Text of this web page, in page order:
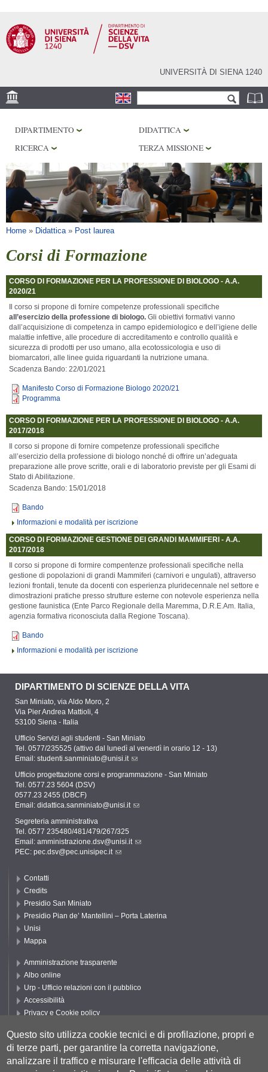
contenuto
principale
UNIVERSITÀ DI SIENA 1240
Form di ricerca
CORE FACILITIES
BIBLIOTECHE
SERVIZI
DIPARTIMENTO
DIDATTICA
RICERCA
TERZA MISSIONE
Tu sei qui
Home » Didattica » Post laurea
Corsi di Formazione
CORSO DI FORMAZIONE PER LA PROFESSIONE DI BIOLOGO - A.A.
2020/21
Il corso si propone di fornire competenze professionali specifiche
all’esercizio della professione di biologo. Gli obiettivi formativi vanno
dall’acquisizione di competenza in campo epidemiologico e dell’igiene delle
malattie infettive, alle procedure di accreditamento e controllo qualità e
sicurezza di prodotti per uso umano, alla ecotossicologia e uso di
biomarcatori, alle linee guida riguardanti la nutrizione umana.
Scadenza Bando: 22/01/2021
Manifesto Corso di Formazione Biologo 2020/21
Programma
CORSO DI FORMAZIONE PER LA PROFESSIONE DI BIOLOGO - A.A.
2017/2018
Il corso si propone di fornire competenze professionali specifiche
all’esercizio della professione di biologo nonché di offrire un’adeguata
preparazione alle prove scritte, orali e di laboratorio previste per gli Esami di
Stato di Abilitazione.
Scadenza Bando: 15/01/2018
Bando
Informazioni e modalità per iscrizione
CORSO DI FORMAZIONE GESTIONE DEI GRANDI MAMMIFERI - A.A.
2017/2018
Il corso si propone di formire compentenze professionali specifiche nella
gestione di popolazioni di grandi Mammiferi (carnivori e ungulati), attraverso
lezioni frontali, tenute da docenti con esperienza pluridecennale nel settore e
dimostrazioni pratiche presso strutture esterne con notevole esperienza nella
gestione faunistica (Ente Parco Regionale della Maremma, D.R.E.Am. Italia,
agenzia formativa riconosciuta dalla Regione Toscana).
Bando
Informazioni e modalità per iscrizione
DIPARTIMENTO DI SCIENZE DELLA VITA
San Miniato, via Aldo Moro, 2
Via Pier Andrea Mattioli, 4
53100 Siena - Italia
Ufficio Servizi agli studenti - San Miniato
Tel. 0577/235525 (attivo dal lunedì al venerdì in orario 12 - 13)
Email: studenti.sanminiato@unisi.it
Ufficio progettazione corsi e programmazione - San Miniato
Tel. 0577.23 5604 (DSV)
0577.23 2455 (DBCF)
Email: didattica.sanminiato@unisi.it
Segreteria amministrativa
Tel. 0577 235480/481/479/267/325
Email: amministrazione.dsv@unisi.it
PEC: pec.dsv@pec.unisipec.it
Contatti
Credits
Presidio San Miniato
Presidio Pian de’ Mantellini – Porta Laterina
Unisi
Mappa
Amministrazione trasparente
Albo online
Urp - Ufficio relazioni con il pubblico
Accessibilità
Privacy e Cookie policy
Segui UNISI
Questo sito utilizza cookie tecnici e di profilazione, propri e
di terze parti, per garantire la corretta navigazione,
analizzare il traffico e misurare l'efficacia delle attività di